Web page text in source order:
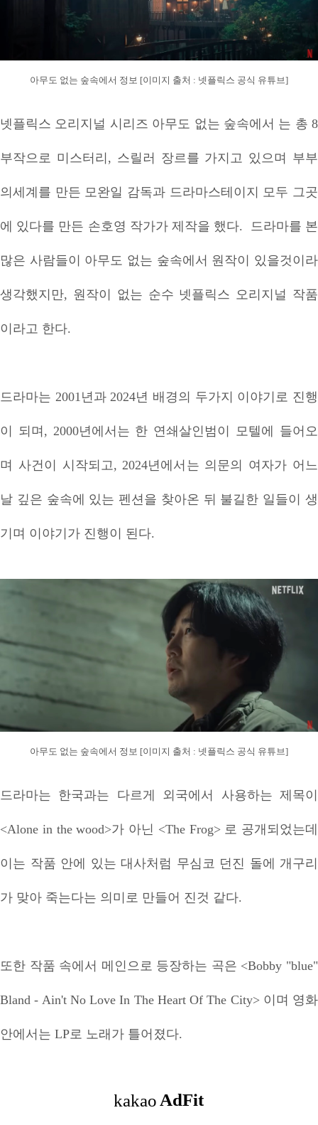
아무도 없는 숲속에서 정보 [이미지 출처 : 넷플릭스 공식 유튜브]
넷플릭스 오리지널 시리즈 아무도 없는 숲속에서 는 총 8
부작으로 미스터리, 스릴러 장르를 가지고 있으며 부부
의세계를 만든 모완일 감독과 드라마스테이지 모두 그곳
에 있다를 만든 손호영 작가가 제작을 했다. 드라마를 본
많은 사람들이 아무도 없는 숲속에서 원작이 있을것이라
생각했지만, 원작이 없는 순수 넷플릭스 오리지널 작품
이라고 한다.
드라마는 2001년과 2024년 배경의 두가지 이야기로 진행
이 되며, 2000년에서는 한 연쇄살인범이 모텔에 들어오
며 사건이 시작되고, 2024년에서는 의문의 여자가 어느
날 깊은 숲속에 있는 펜션을 찾아온 뒤 불길한 일들이 생
기며 이야기가 진행이 된다.
아무도 없는 숲속에서 정보 [이미지 출처 : 넷플릭스 공식 유튜브]
드라마는 한국과는 다르게 외국에서 사용하는 제목이
<Alone in the wood>가 아닌 <The Frog> 로 공개되었는데
이는 작품 안에 있는 대사처럼 무심코 던진 돌에 개구리
가 맞아 죽는다는 의미로 만들어 진것 같다.
또한 작품 속에서 메인으로 등장하는 곡은 <Bobby "blue"
Bland - Ain't No Love In The Heart Of The City> 이며 영화
안에서는 LP로 노래가 틀어졌다.